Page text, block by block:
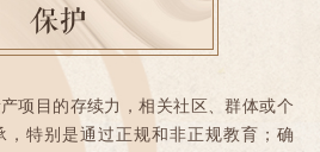
保护
目的存续力，相关社区、群体或个
，特别是通过正规和非正规教育；确